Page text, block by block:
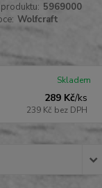
5969000
Wolfcraft
289 Kč/ks
239 Kč bez DPH
Skladem